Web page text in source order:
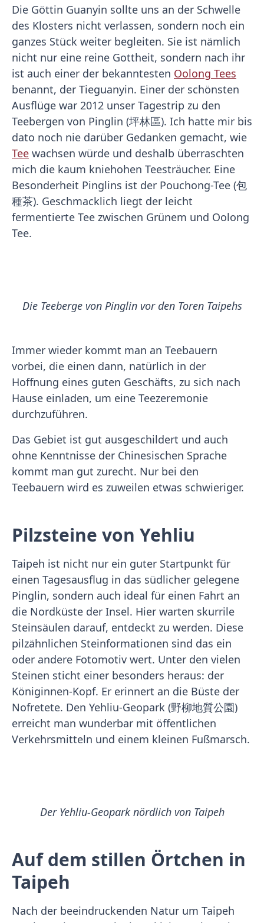
Die Göttin Guanyin sollte uns an der Schwelle
des Klosters nicht verlassen, sondern noch ein
ganzes Stück weiter begleiten. Sie ist nämlich
nicht nur eine reine Gottheit, sondern nach ihr
ist auch einer der bekanntesten Oolong Tees
benannt, der Tieguanyin. Einer der schönsten
Ausflüge war 2012 unser Tagestrip zu den
Teebergen von Pinglin (坪林區). Ich hatte mir bis
dato noch nie darüber Gedanken gemacht, wie
Tee wachsen würde und deshalb überraschten
mich die kaum kniehohen Teesträucher. Eine
Besonderheit Pinglins ist der Pouchong-Tee (包
種茶). Geschmacklich liegt der leicht
fermentierte Tee zwischen Grünem und Oolong
Tee.
Die Teeberge von Pinglin vor den Toren Taipehs
Immer wieder kommt man an Teebauern
vorbei, die einen dann, natürlich in der
Hoffnung eines guten Geschäfts, zu sich nach
Hause einladen, um eine Teezeremonie
durchzuführen.
Das Gebiet ist gut ausgeschildert und auch
ohne Kenntnisse der Chinesischen Sprache
kommt man gut zurecht. Nur bei den
Teebauern wird es zuweilen etwas schwieriger.
Pilzsteine von Yehliu
Taipeh ist nicht nur ein guter Startpunkt für
einen Tagesausflug in das südlicher gelegene
Pinglin, sondern auch ideal für einen Fahrt an
die Nordküste der Insel. Hier warten skurrile
Steinsäulen darauf, entdeckt zu werden. Diese
pilzähnlichen Steinformationen sind das ein
oder andere Fotomotiv wert. Unter den vielen
Steinen sticht einer besonders heraus: der
Königinnen-Kopf. Er erinnert an die Büste der
Nofretete. Den Yehliu-Geopark (野柳地質公園)
erreicht man wunderbar mit öffentlichen
Verkehrsmitteln und einem kleinen Fußmarsch.
Der Yehliu-Geopark nördlich von Taipeh
Auf dem stillen Örtchen in
Taipeh
Nach der beeindruckenden Natur um Taipeh